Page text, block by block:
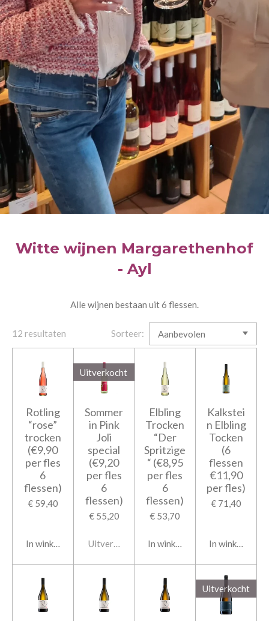
Witte wijnen Margarethenhof
- Ayl
Alle wijnen bestaan uit 6 flessen.
12 resultaten Sorteer:
Rotling
“rose”
trocken
(€9,90
per fles
6
flessen)
€ 59,40
In winkelwagen
Uitverkocht
Sommer
in Pink
Joli
special
(€9,20
per fles
6
flessen)
€ 55,20
Uitverkocht
Elbling
Trocken
“Der
Spritzige
“ (€8,95
per fles
6
flessen)
€ 53,70
In winkelwagen
Kalkstei
n Elbling
Tocken
(6
flessen
€11,90
per fles)
€ 71,40
In
Uitverkocht